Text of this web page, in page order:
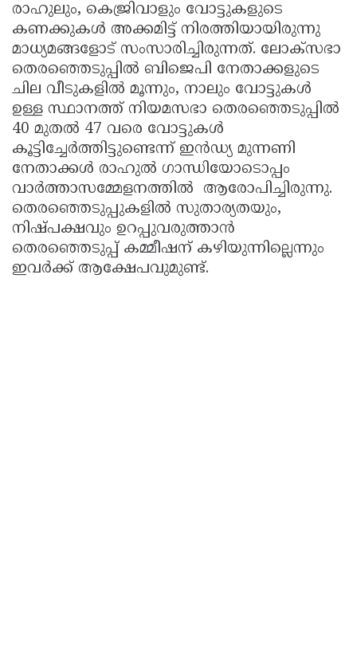
രാഹുലും, കെജ്രിവാളും വോട്ടുകളുടെ
കണക്കുകൾ അക്കമിട്ട് നിരത്തിയായിരുന്നു
മാധ്യമങ്ങളോട് സംസാരിച്ചിരുന്നത്. ലോക്സഭാ
തെരഞ്ഞെടുപ്പിൽ ബിജെപി നേതാക്കളുടെ
ചില വീടുകളിൽ മൂന്നും, നാലും വോട്ടുകൾ
ഉള്ള സ്ഥാനത്ത് നിയമസഭാ തെരഞ്ഞെടുപ്പിൽ
40 മുതൽ 47 വരെ വോട്ടുകൾ
കൂട്ടിച്ചേർത്തിട്ടുണ്ടെന്ന് ഇൻഡ്യ മുന്നണി
നേതാക്കൾ രാഹുൽ ഗാന്ധിയോടൊപ്പം
വാർത്താസമ്മേളനത്തിൽ ആരോപിച്ചിരുന്നു.
തെരഞ്ഞെടുപ്പുകളിൽ സുതാര്യതയും,
നിഷ്പക്ഷവും ഉറപ്പുവരുത്താൻ
തെരഞ്ഞെടുപ്പ് കമ്മീഷന് കഴിയുന്നില്ലെന്നും
ഇവർക്ക് ആക്ഷേപവുമുണ്ട്.